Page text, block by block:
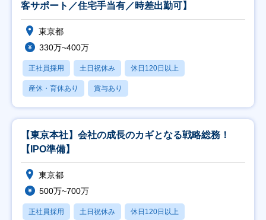
客サポート／住宅手当有／時差出勤可】
東京都
330万~400万
正社員採用 土日祝休み 休日120日以上
産休・育休あり 賞与あり
【東京本社】会社の成長のカギとなる戦略総務！
【IPO準備】
東京都
500万~700万
正社員採用 土日祝休み 休日120日以上